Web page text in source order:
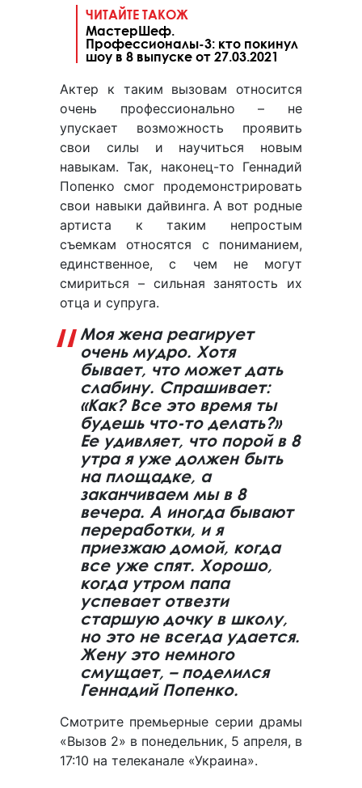
ЧИТАЙТЕ ТАКОЖ
МастерШеф.
Профессионалы-3: кто покинул
шоу в 8 выпуске от 27.03.2021
Актер к таким вызовам относится
очень профессионально – не
упускает возможность проявить
свои силы и научиться новым
навыкам. Так, наконец-то Геннадий
Попенко смог продемонстрировать
свои навыки дайвинга. А вот родные
артиста к таким непростым
съемкам относятся с пониманием,
единственное, с чем не могут
смириться – сильная занятость их
отца и супруга.
Моя жена реагирует
очень мудро. Хотя
бывает, что может дать
слабину. Спрашивает:
«Как? Все это время ты
будешь что-то делать?»
Ее удивляет, что порой в 8
утра я уже должен быть
на площадке, а
заканчиваем мы в 8
вечера. А иногда бывают
переработки, и я
приезжаю домой, когда
все уже спят. Хорошо,
когда утром папа
успевает отвезти
старшую дочку в школу,
но это не всегда удается.
Жену это немного
смущает, – поделился
Геннадий Попенко.
Смотрите премьерные серии драмы
«Вызов 2» в понедельник, 5 апреля, в
17:10 на телеканале «Украина».